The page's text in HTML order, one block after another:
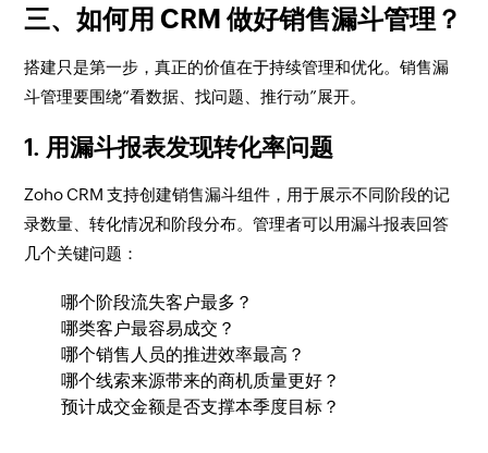
三、如何用 CRM 做好销售漏斗管理？
搭建只是第一步，真正的价值在于持续管理和优化。销售漏
斗管理要围绕“看数据、找问题、推行动”展开。
1. 用漏斗报表发现转化率问题
Zoho CRM 支持创建销售漏斗组件，用于展示不同阶段的记
录数量、转化情况和阶段分布。管理者可以用漏斗报表回答
几个关键问题：
哪个阶段流失客户最多？
哪类客户最容易成交？
哪个销售人员的推进效率最高？
哪个线索来源带来的商机质量更好？
预计成交金额是否支撑本季度目标？